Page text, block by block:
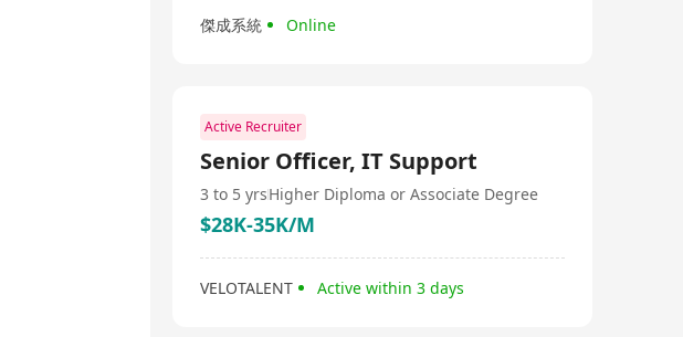
傑成系統 Online
Active Recruiter
Senior Officer, IT Support
3 to 5 yrsHigher Diploma or Associate Degree
$28K-35K/M
VELOTALENT Active within 3 days